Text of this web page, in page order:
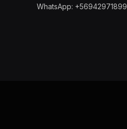
WhatsApp: +56942971899